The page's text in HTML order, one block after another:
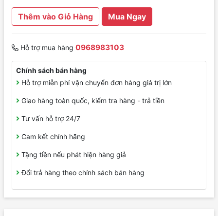
Thêm vào Giỏ Hàng Mua Ngay
Hỗ trợ mua hàng 0968983103
Chính sách bán hàng
Hỗ trợ miễn phí vận chuyển đơn hàng giá trị lớn
Giao hàng toàn quốc, kiểm tra hàng - trả tiền
Tư vấn hỗ trợ 24/7
Cam kết chính hãng
Tặng tiền nếu phát hiện hàng giả
Đổi trả hàng theo chính sách bán hàng